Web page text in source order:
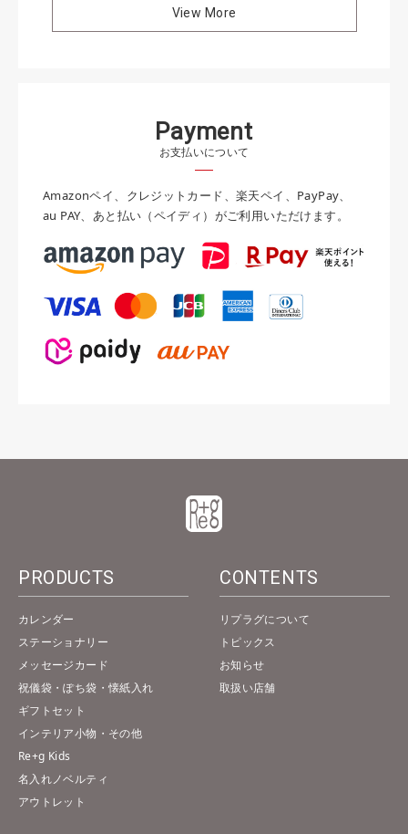
View More
Payment
お支払いについて
Amazonペイ、クレジットカード、楽天ペイ、PayPay、
au PAY、あと払い（ペイディ）がご利用いただけます。
PRODUCTS
カレンダー
ステーショナリー
メッセージカード
祝儀袋・ぽち袋・懐紙入れ
ギフトセット
インテリア小物・その他
Re+g Kids
名入れノベルティ
アウトレット
CONTENTS
リプラグについて
トピックス
お知らせ
取扱い店舗